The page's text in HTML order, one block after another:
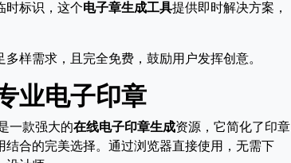
时标识，这个电子章生成工具提供即时解决方案，
样需求，且完全免费，鼓励用户发挥创意。
业电子印章
一款强大的在线电子印章生成资源，它简化了印章
结合的完美选择。通过浏览器直接使用，无需下